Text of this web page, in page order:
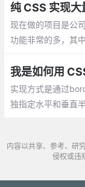
纯 CSS 实现大
现在做的项目是公
功能非常的多，其
我是如何用
实现方式是通过
独指定水平和垂直
内容以共享、参考、研
侵权或违